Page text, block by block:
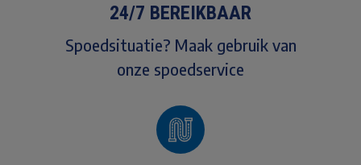
24/7 BEREIKBAAR
Spoedsituatie? Maak gebruik van
onze spoedservice